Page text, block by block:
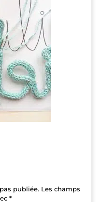
publiée. Les champs
*